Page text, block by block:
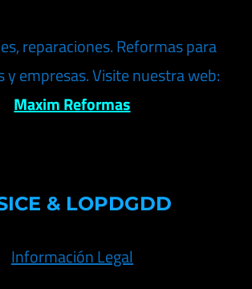
reparaciones. Reformas para
y empresas. Visite nuestra web:
Maxim Reformas
& LOPDGDD
Información Legal